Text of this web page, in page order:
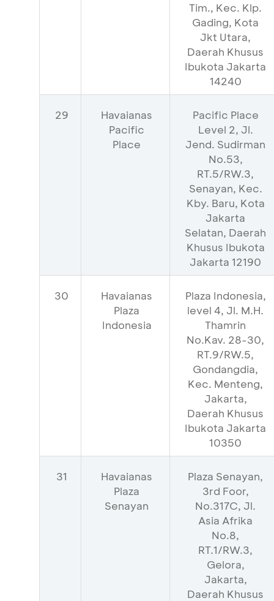
Tim., Kec. Klp.
Gading, Kota
Jkt Utara,
Daerah Khusus
Ibukota Jakarta
14240
29
Havaianas
Pacific
Place
Pacific Place
Level 2, Jl.
Jend. Sudirman
No.53,
RT.5/RW.3,
Senayan, Kec.
Kby. Baru, Kota
Jakarta
Selatan, Daerah
Khusus Ibukota
Jakarta 12190
30
Havaianas
Plaza
Indonesia
Plaza Indonesia,
level 4, Jl. M.H.
Thamrin
No.Kav. 28-30,
RT.9/RW.5,
Gondangdia,
Kec. Menteng,
Jakarta,
Daerah Khusus
Ibukota Jakarta
10350
31
Havaianas
Plaza
Senayan
Plaza Senayan,
3rd Foor,
No.317C, Jl.
Asia Afrika
No.8,
RT.1/RW.3,
Gelora,
Jakarta,
Daerah Khusus